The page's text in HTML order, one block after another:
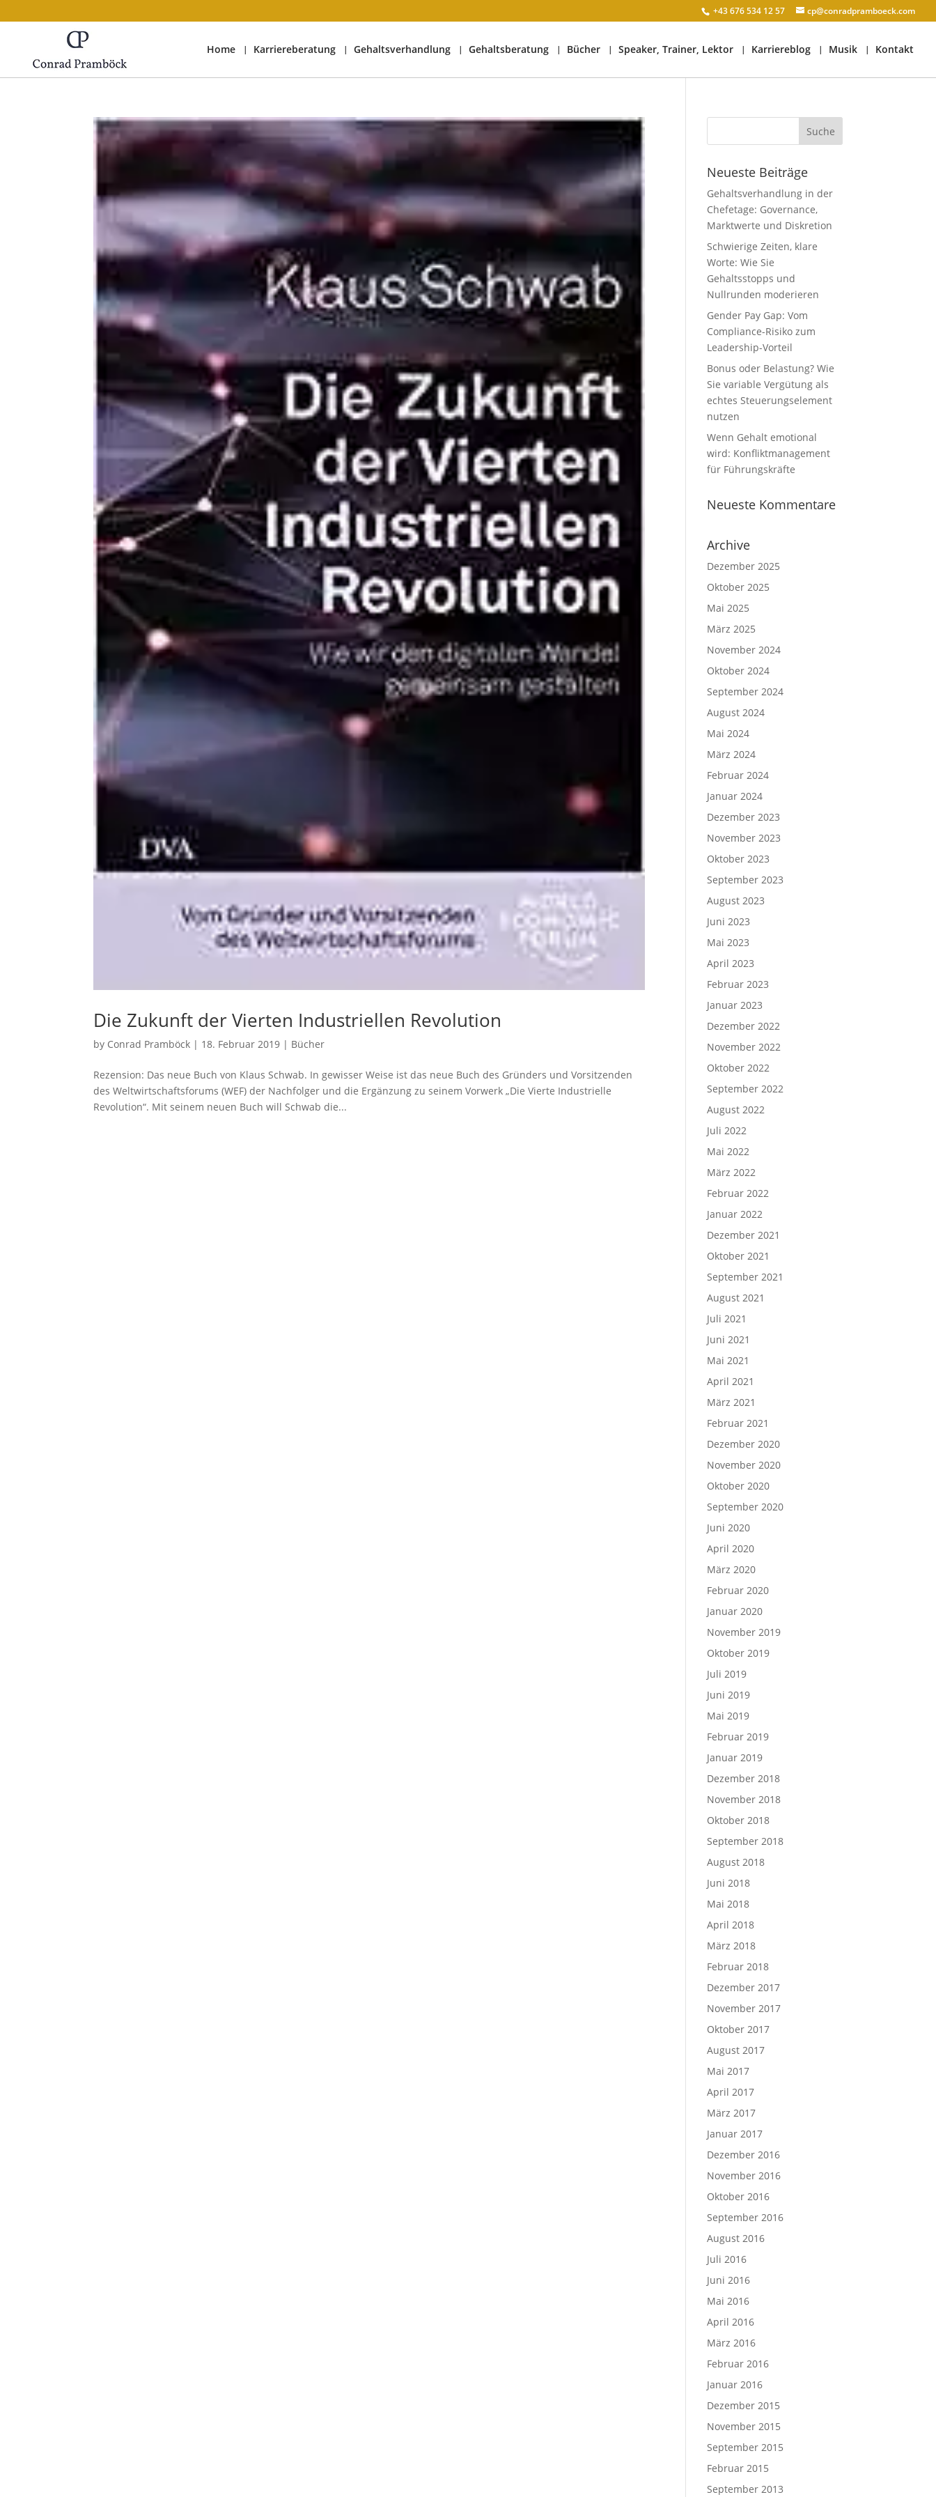
+43 676 534 12 57 cp@conradpramboeck.com
Home Karriereberatung Gehaltsverhandlung Gehaltsberatung Bücher Speaker, Trainer, Lektor Karriereblog Musik Kontakt
Die Zukunft der Vierten Industriellen Revolution
by Conrad Pramböck | 18. Februar 2019 | Bücher
Rezension: Das neue Buch von Klaus Schwab. In gewisser Weise ist das neue Buch des Gründers und Vorsitzenden
des Weltwirtschaftsforums (WEF) der Nachfolger und die Ergänzung zu seinem Vorwerk „Die Vierte Industrielle
Revolution“. Mit seinem neuen Buch will Schwab die...
Neueste Beiträge
Gehaltsverhandlung in der
Chefetage: Governance,
Marktwerte und Diskretion
Schwierige Zeiten, klare
Worte: Wie Sie
Gehaltsstopps und
Nullrunden moderieren
Gender Pay Gap: Vom
Compliance-Risiko zum
Leadership-Vorteil
Bonus oder Belastung? Wie
Sie variable Vergütung als
echtes Steuerungselement
nutzen
Wenn Gehalt emotional
wird: Konfliktmanagement
für Führungskräfte
Neueste Kommentare
Archive
Dezember 2025
Oktober 2025
Mai 2025
März 2025
November 2024
Oktober 2024
September 2024
August 2024
Mai 2024
März 2024
Februar 2024
Januar 2024
Dezember 2023
November 2023
Oktober 2023
September 2023
August 2023
Juni 2023
Mai 2023
April 2023
Februar 2023
Januar 2023
Dezember 2022
November 2022
Oktober 2022
September 2022
August 2022
Juli 2022
Mai 2022
März 2022
Februar 2022
Januar 2022
Dezember 2021
Oktober 2021
September 2021
August 2021
Juli 2021
Juni 2021
Mai 2021
April 2021
März 2021
Februar 2021
Dezember 2020
November 2020
Oktober 2020
September 2020
Juni 2020
April 2020
März 2020
Februar 2020
Januar 2020
November 2019
Oktober 2019
Juli 2019
Juni 2019
Mai 2019
Februar 2019
Januar 2019
Dezember 2018
November 2018
Oktober 2018
September 2018
August 2018
Juni 2018
Mai 2018
April 2018
März 2018
Februar 2018
Dezember 2017
November 2017
Oktober 2017
August 2017
Mai 2017
April 2017
März 2017
Januar 2017
Dezember 2016
November 2016
Oktober 2016
September 2016
August 2016
Juli 2016
Juni 2016
Mai 2016
April 2016
März 2016
Februar 2016
Januar 2016
Dezember 2015
November 2015
September 2015
Februar 2015
September 2013